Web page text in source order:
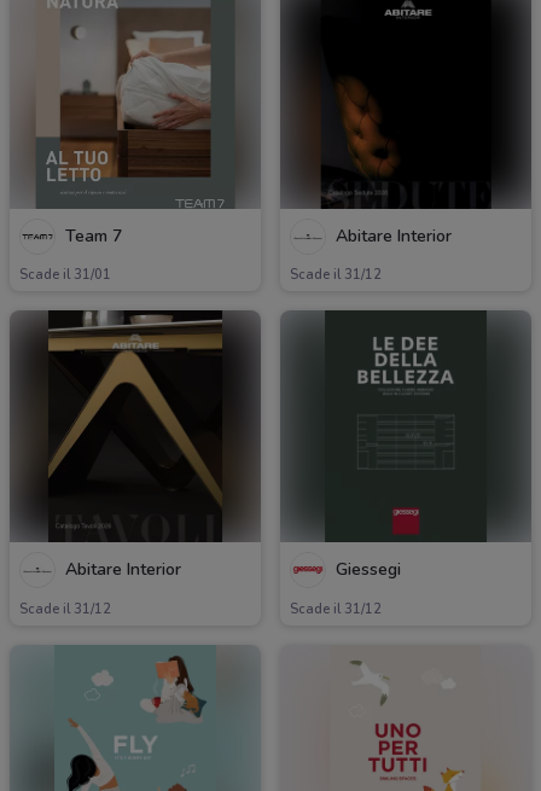
Team 7
Scade il 31/01
Abitare Interior
Scade il 31/12
Abitare Interior
Scade il 31/12
Giessegi
Scade il 31/12